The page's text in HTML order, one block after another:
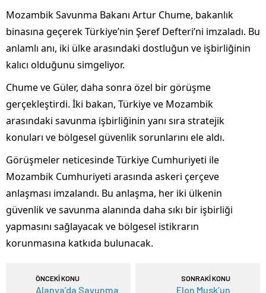
Mozambik Savunma Bakanı Artur Chume, bakanlık
binasına geçerek Türkiye’nin Şeref Defteri’ni imzaladı. Bu
anlamlı anı, iki ülke arasındaki dostluğun ve işbirliğinin
kalıcı olduğunu simgeliyor.
Chume ve Güler, daha sonra özel bir görüşme
gerçekleştirdi. İki bakan, Türkiye ve Mozambik
arasındaki savunma işbirliğinin yanı sıra stratejik
konuları ve bölgesel güvenlik sorunlarını ele aldı.
Görüşmeler neticesinde Türkiye Cumhuriyeti ile
Mozambik Cumhuriyeti arasında askeri çerçeve
anlaşması imzalandı. Bu anlaşma, her iki ülkenin
güvenlik ve savunma alanında daha sıkı bir işbirliği
yapmasını sağlayacak ve bölgesel istikrarın
korunmasına katkıda bulunacak.
ÖNCEKİ KONU
Alanya’da Savunma
SONRAKİ KONU
Elon Musk’un